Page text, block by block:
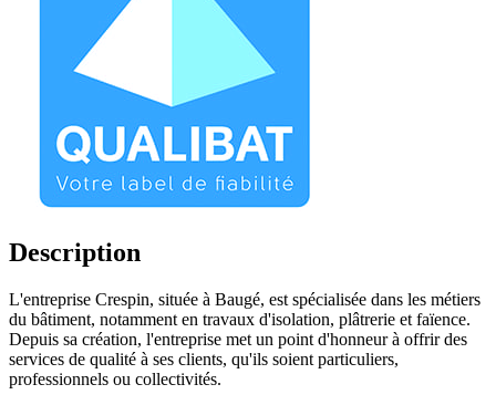
Description
L'entreprise Crespin, située à Baugé, est spécialisée dans les métiers
du bâtiment, notamment en travaux d'isolation, plâtrerie et faïence.
Depuis sa création, l'entreprise met un point d'honneur à offrir des
services de qualité à ses clients, qu'ils soient particuliers,
professionnels ou collectivités.